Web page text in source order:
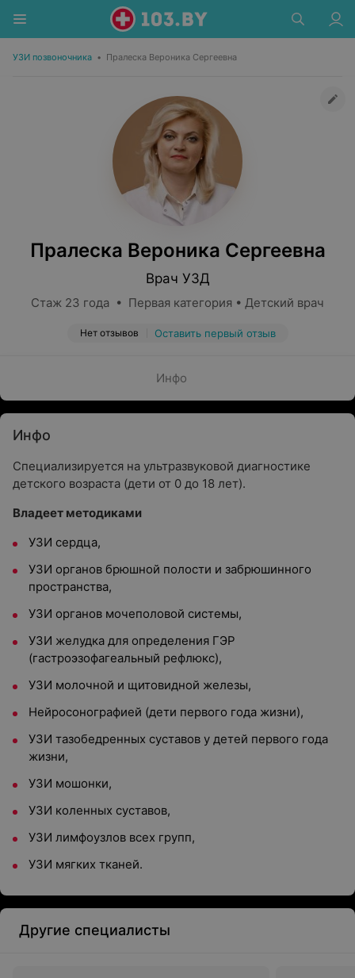
УЗИ позвоночника • Пралеска Вероника Сергеевна
Пралеска Вероника Сергеевна
Врач УЗД
Стаж 23 года • Первая категория • Детский врач
Нет отзывов Оставить первый отзыв
Инфо
Инфо
Специализируется на ультразвуковой диагностике
детского возраста (дети от 0 до 18 лет).
Владеет методиками
УЗИ сердца,
УЗИ органов брюшной полости и забрюшинного
пространства,
УЗИ органов мочеполовой системы,
УЗИ желудка для определения ГЭР
(гастроэзофагеальный рефлюкс),
УЗИ молочной и щитовидной железы,
Нейросонографией (дети первого года жизни),
УЗИ тазобедренных суставов у детей первого года
жизни,
УЗИ мошонки,
УЗИ коленных суставов,
УЗИ лимфоузлов всех групп,
УЗИ мягких тканей.
Другие специалисты